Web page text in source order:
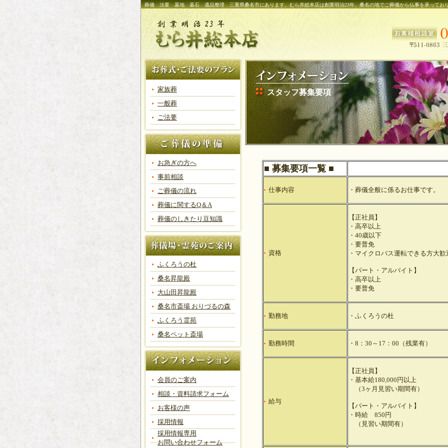
葬儀 法要 墓地 墓石 遺品整理 三重県桑名市にあります、むら井総本店は創業明治23年、桑名の地でご葬儀から仏事を承ってお
家族葬
一般葬
ご法要
お急ぎの方へ
事前相談
ご葬儀の流れ
葬儀に関するQ＆A
葬儀のしきたり豆知識
ふくろうの杜
桑名昇龍殿
大山田昇龍殿
桑名市斎場 おりづるの森
ふくろう霊苑
桑名ペット斎場
会員のご案内
相談・資料請求フォーム
お客様の声
採用情報
採用情報専用
お問い合わせフォーム
スタッフ募集要項
■ 募集要項一覧 ■
仕事内容 ・葬儀全般に係るお仕事です。
資格
【正社員】
・高卒以上
・40歳以下
・要普免
・マイクロバス運転できる方大
【パート・アルバイト】
・高卒以上
・要普免
勤務地 ・ふくろうの杜
勤務時間 ・8：30～17：00（残業有）
給与
【正社員】
・基本給180,000円以上
（3ヶ月見習い期間有）
【パート・アルバイト】
・時給 850円
（見習い期間有）